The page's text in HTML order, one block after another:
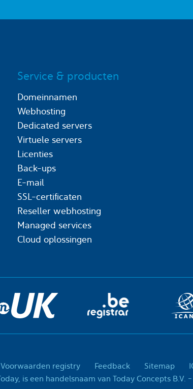
Service & producten
Domeinnamen
Webhosting
Dedicated servers
Virtuele servers
Licenties
Back-ups
E-mail
SSL-certificaten
Reseller webhosting
Managed services
Cloud oplossingen
Voorwaarden registry Feedback Sitemap